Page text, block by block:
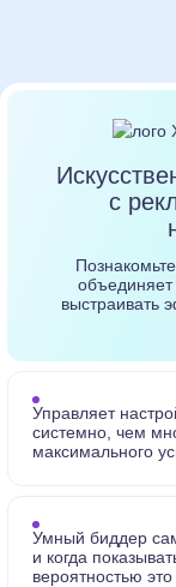
с
объединяет
выстраивать
Управляет
системно, чем
максимального
Умный биддер
и когда
вероятностью